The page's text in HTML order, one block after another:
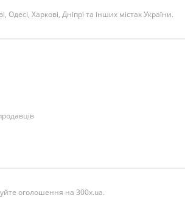
Одесі, Харкові, Дніпрі та інших містах України.
оголошення на 300x.ua.